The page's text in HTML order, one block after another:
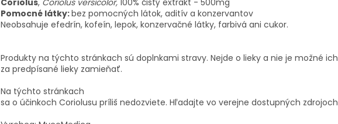
Pomocné látky:bez pomocných látok, aditív a konzervantov
Neobsahuje efedrín, kofeín, lepok, konzervačné látky, farbivá ani cukor.
Produkty na týchto stránkach sú doplnkami stravy. Nejde o lieky a nie je možné ich
za predpísané lieky zamieňať.
Na týchto stránkach
sa o účinkoch Coriolusu príliš nedozviete. Hľadajte vo verejne dostupných zdrojoch